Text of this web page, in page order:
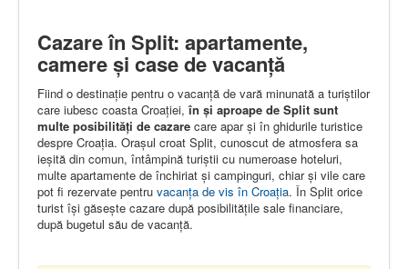
Cazare în Split: apartamente,
camere și case de vacanță
Fiind o destinație pentru o vacanță de vară minunată a turiștilor
care iubesc coasta Croației, în și aproape de Split sunt
multe posibilități de cazare care apar și în ghidurile turistice
despre Croația. Orașul croat Split, cunoscut de atmosfera sa
ieșită din comun, întâmpină turiștii cu numeroase hoteluri,
multe apartamente de închiriat și campinguri, chiar și vile care
pot fi rezervate pentru vacanța de vis în Croația. În Split orice
turist își găsește cazare după posibilitățile sale financiare,
după bugetul său de vacanță.